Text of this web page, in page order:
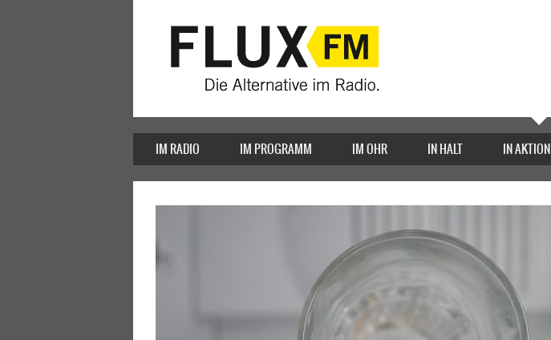
IM RADIO IM PROGRAMM IM OHR IN HALT IN AKTION